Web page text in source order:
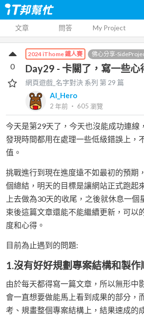
文章 問答 My Project
2024 iThome 鐵人賽 佛心分享-
Day29 - 卡關了，寫一些心
網頁遊戲_名字對決 系列 第29 篇
AI_Hero
2 年前 ‧ 605 瀏覽
0
今天是第29天了，今天也沒能成功連線
發現時間都用在處理一些低級錯誤上，
值。
挑戰進行到現在進度遠不如最初的預期
個總結，明天的目標是讓網站正式跑起
上去做為30天的收尾，之後就休息一
束後這篇文章還能不能繼續更新，可以
度和心得。
目前為止遇到的問題:
1.沒有好好規劃專案結構和製作
由於每天都得寫一篇文章，所以無形中
會一直想要做能馬上看到成果的部分，
考、規畫整個專案結構上，結果速成的